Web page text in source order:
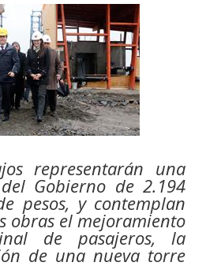
representarán una
Gobierno de 2.194
pesos, y contemplan
obras el mejoramiento
de pasajeros, la
de una nueva torre